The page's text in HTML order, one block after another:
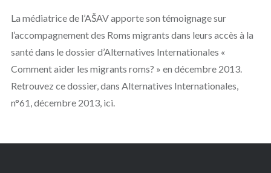
La médiatrice de l’AŠAV apporte son témoignage sur
l’accompagnement des Roms migrants dans leurs accès à la
santé dans le dossier d’Alternatives Internationales «
Comment aider les migrants roms? » en décembre 2013.
Retrouvez ce dossier, dans Alternatives Internationales,
n°61, décembre 2013, ici.